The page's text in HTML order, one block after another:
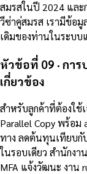
สมรสในปี 2024 แล
วีซ่าคู่สมรส เรามีข้อ
เดิมของท่านในระบบ
หัวข้อที่ 09 · กา
เกี่ยวข้อง
สำหรับลูกค้าที่ต้องใช้
Parallel Copy พร้อ
ทาง ลดต้นทุนเทียบกั
ในรอบเดียว สำนักงา
MFA แจ้งวัฒนะ งาน